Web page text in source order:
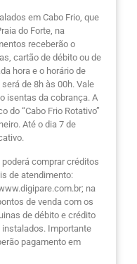
em Cabo Frio, que
do Forte, na
receberão o
cartão de débito ou de
hora e o horário de
de 8h às 00h. Vale
isentas da cobrança. A
do “Cabo Frio Rotativo”
Até o dia 7 de
comprar créditos
de atendimento:
na
de venda com os
de débito e crédito
Importante
pagamento em